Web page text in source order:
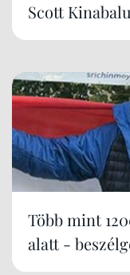
Scott
Több mint
alatt -